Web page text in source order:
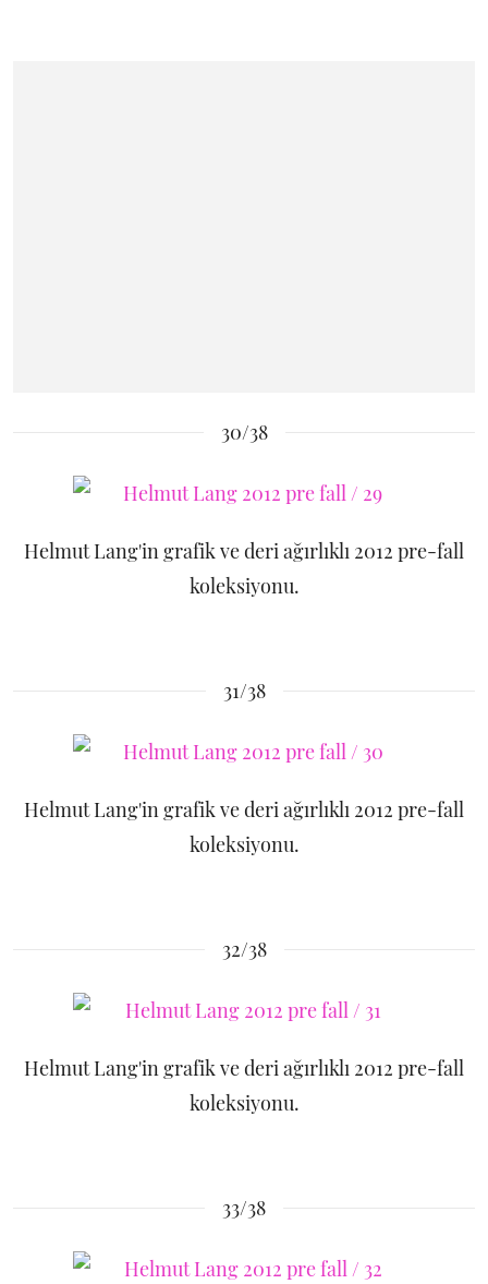
30/38
Helmut Lang'in grafik ve deri ağırlıklı 2012 pre-fall
koleksiyonu.
31/38
Helmut Lang'in grafik ve deri ağırlıklı 2012 pre-fall
koleksiyonu.
32/38
Helmut Lang'in grafik ve deri ağırlıklı 2012 pre-fall
koleksiyonu.
33/38